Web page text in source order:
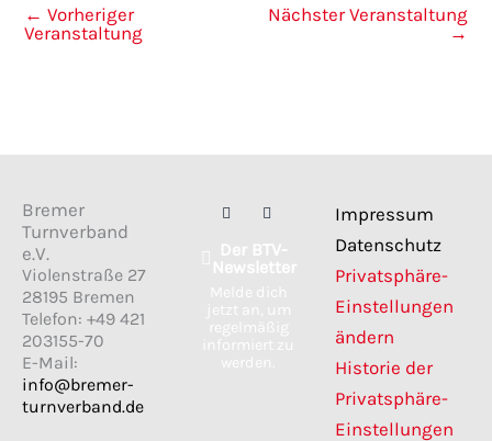
← Vorheriger
Veranstaltung
Nächster Veranstaltung
→
Bremer
Turnverband
e.V.
Violenstraße 27
28195 Bremen
Telefon: +49 421
203155-70
E-Mail:
info@bremer-
turnverband.de
F
a
e
b
o
k
I
n
t
a
Der BTV-
Newsletter
Melde dich
jetzt an, um
regelmäßig
informiert zu
werden.
Impressum
Datenschutz
Privatsphäre-
Einstellungen
ändern
Historie der
Privatsphäre-
Einstellungen